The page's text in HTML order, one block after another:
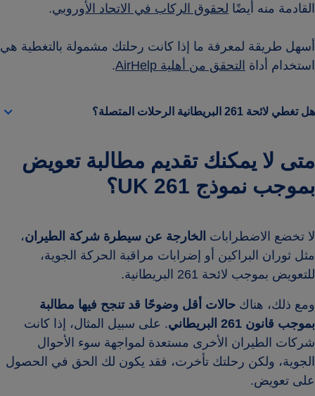
القادمة منه أيضًا لحقوق الركاب في الاتحاد الأوروبي.
أسهل طريقة لمعرفة ما إذا كانت رحلتك مشمولة بالتغطية هي
استخدام أداة التحقق من أهلية AirHelp .
هل تغطي لائحة 261 البريطانية الرحلات المتصلة؟
متى لا يمكنك تقديم مطالبة تعويض
بموجب نموذج UK 261؟
لا تخضع الاضطرابات الخارجة عن سيطرة شركة الطيران،
مثل ثوران البراكين أو إضرابات مراقبة الحركة الجوية،
للتعويض بموجب لائحة 261 البريطانية.
ومع ذلك، هناك حالات أقل وضوحًا قد تنجح فيها مطالبة
بموجب قانون 261 البريطاني
. على سبيل المثال، إذا كانت
شركات الطيران الأخرى مستعدة لمواجهة سوء الأحوال
الجوية، ولكن رحلتك تأخرت، فقد يكون لك الحق في الحصول
على تعويض.